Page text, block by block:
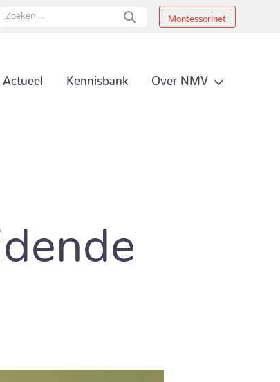
Montessorinet
Actueel Kennisbank Over NMV